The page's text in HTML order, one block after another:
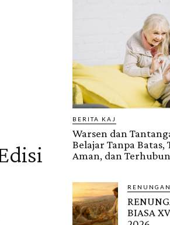
BERITA KAJ
Warsen dan
Belajar Tanpa Batas,
Aman, dan
BIASA